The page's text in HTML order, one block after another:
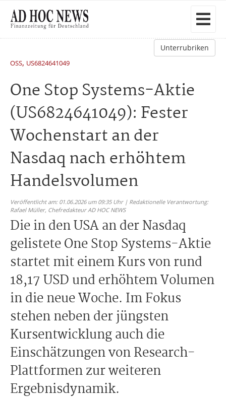
Unterrubriken
OSS, US6824641049
One Stop Systems-Aktie
(US6824641049): Fester
Wochenstart an der
Nasdaq nach erhöhtem
Handelsvolumen
Veröffentlicht am: 01.06.2026 um 09:35 Uhr | Redaktionelle Verantwortung:
Rafael Müller, Chefredakteur AD HOC NEWS
Die in den USA an der Nasdaq
gelistete One Stop Systems-Aktie
startet mit einem Kurs von rund
18,17 USD und erhöhtem Volumen
in die neue Woche. Im Fokus
stehen neben der jüngsten
Kursentwicklung auch die
Einschätzungen von Research-
Plattformen zur weiteren
Ergebnisdynamik.